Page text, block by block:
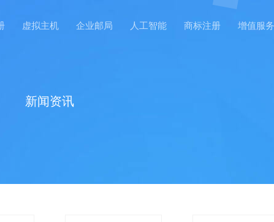
虚拟主机 企业邮局 人工智能 商标注册 增值服务
新闻资讯